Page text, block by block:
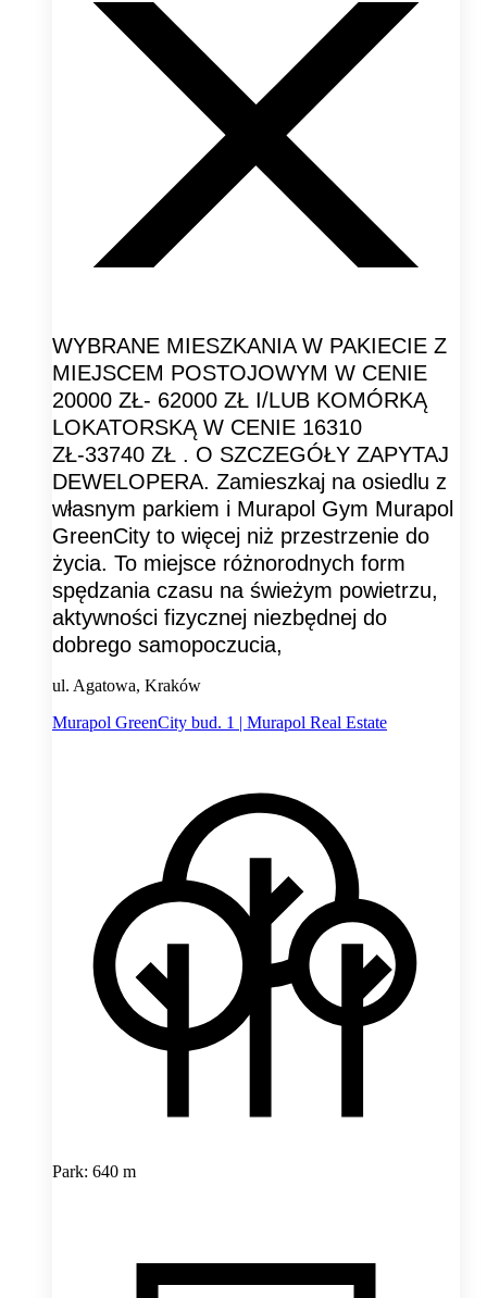
WYBRANE MIESZKANIA W PAKIECIE Z
MIEJSCEM POSTOJOWYM W CENIE
20000 ZŁ- 62000 ZŁ I/LUB KOMÓRKĄ
LOKATORSKĄ W CENIE 16310
ZŁ-33740 ZŁ . O SZCZEGÓŁY ZAPYTAJ
DEWELOPERA. Zamieszkaj na osiedlu z
własnym parkiem i Murapol Gym Murapol
GreenCity to więcej niż przestrzenie do
życia. To miejsce różnorodnych form
spędzania czasu na świeżym powietrzu,
aktywności fizycznej niezbędnej do
dobrego samopoczucia,
ul. Agatowa, Kraków
Murapol GreenCity bud. 1 | Murapol Real Estate
Park: 640 m